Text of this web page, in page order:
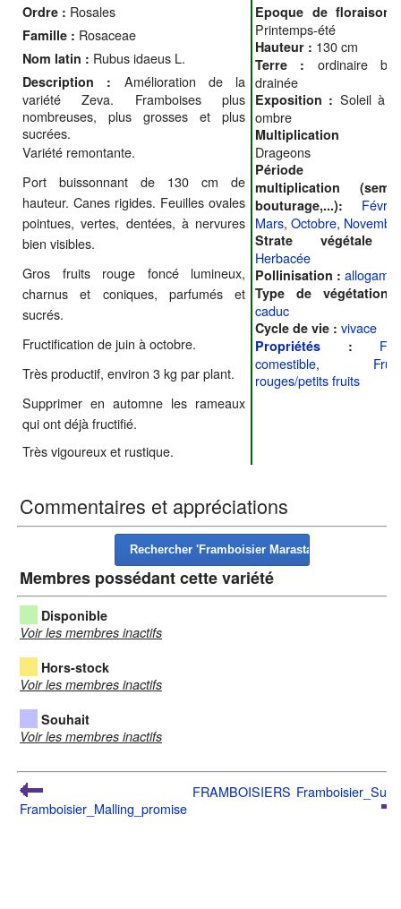
Ordre : Rosales
Famille : Rosaceae
Nom latin : Rubus idaeus L.
Description : Amélioration de la
variété Zeva. Framboises plus
nombreuses, plus grosses et plus
sucrées.
Variété remontante.
Port buissonnant de 130 cm de
hauteur. Canes rigides. Feuilles ovales
pointues, vertes, dentées, à nervures
bien visibles.
Gros fruits rouge foncé lumineux,
charnus et coniques, parfumés et
sucrés.
Fructification de juin à octobre.
Très productif, environ 3 kg par plant.
Supprimer en automne les rameaux
qui ont déjà fructifié.
Très vigoureux et rustique.
Epoque de floraison
Printemps-été
Hauteur : 130 cm
Terre : ordinaire
drainée
Exposition : Soleil à
ombre
Multiplication
Drageons
Période
multiplication
bouturage,...): Février
Mars, Octobre,
Strate végétale
Herbacée
Pollinisation : allogame
Type de végétation
caduc
Cycle de vie : vivace
Propriétés :
comestible,
rouges/petits fruits
Commentaires et appréciations
Membres possédant cette variété
Disponible
Voir les membres inactifs
Hors-stock
Voir les membres inactifs
Souhait
Voir les membres inactifs
Framboisier_Malling_promise
FRAMBOISIERS